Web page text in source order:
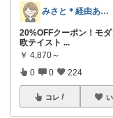
みさと＊経由ありがとうございます🧡
20%OFFクーポン！モ
欧テイスト ...
￥ 4,870～
0 0 224
コレ